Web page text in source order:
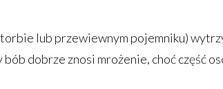
lub przewiewnym pojemniku)
dobrze znosi mrożenie, choć część